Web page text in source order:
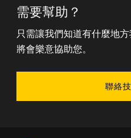
需要幫助？
只需讓我們知道有什麼地
將會樂意協助您。
聯絡